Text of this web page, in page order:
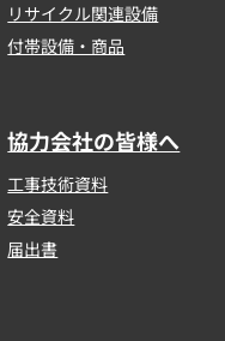
リサイクル関連設備
付帯設備・商品
協力会社の皆様へ
工事技術資料
安全資料
届出書